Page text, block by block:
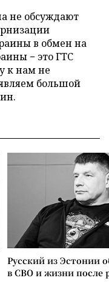
не обсуждают
в обмен на
− это ГТС
к нам не
большой
Русский из Эстонии
в СВО и жизни после